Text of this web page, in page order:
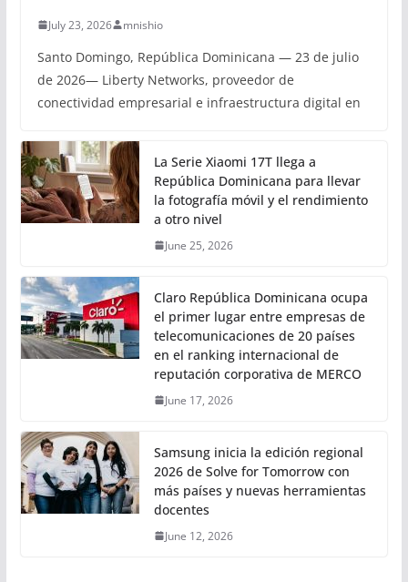
July 23, 2026 mnishio
Santo Domingo, República Dominicana — 23 de julio
de 2026— Liberty Networks, proveedor de
conectividad empresarial e infraestructura digital en
La Serie Xiaomi 17T llega a
República Dominicana para llevar
la fotografía móvil y el rendimiento
a otro nivel
June 25, 2026
Claro República Dominicana ocupa
el primer lugar entre empresas de
telecomunicaciones de 20 países
en el ranking internacional de
reputación corporativa de MERCO
June 17, 2026
Samsung inicia la edición regional
2026 de Solve for Tomorrow con
más países y nuevas herramientas
docentes
June 12, 2026